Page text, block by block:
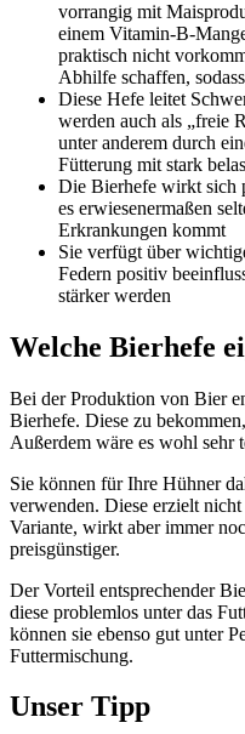
vorrangig mit
einem Vitamin-B-
praktisch nicht
Abhilfe schaffen,
Diese Hefe leitet
werden auch als „freie
unter anderem durch
Fütterung mit stark
Die Bierhefe wirkt sich
es erwiesenermaßen
Erkrankungen kommt
Sie verfügt über
Federn positiv
stärker werden
Welche Bierhefe
Bei der Produktion von Bier
Bierhefe. Diese zu
Außerdem wäre es wohl sehr
Sie können für Ihre Hühner
verwenden. Diese erzielt
Variante, wirkt aber immer
preisgünstiger.
Der Vorteil entsprechender
diese problemlos unter das
können sie ebenso gut unter
Futtermischung.
Unser Tipp